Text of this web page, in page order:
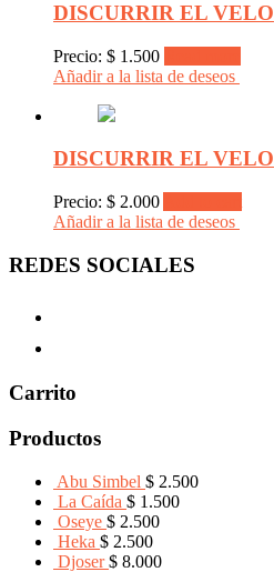
DISCURRIR EL VELO
Precio: $ 1.500
Añadir a la lista de deseos
DISCURRIR EL VELO
Precio: $ 2.000
Añadir a la lista de deseos
REDES SOCIALES
Carrito
Productos
Abu Simbel $ 2.500
La Caída $ 1.500
Oseye $ 2.500
Heka $ 2.500
Djoser $ 8.000